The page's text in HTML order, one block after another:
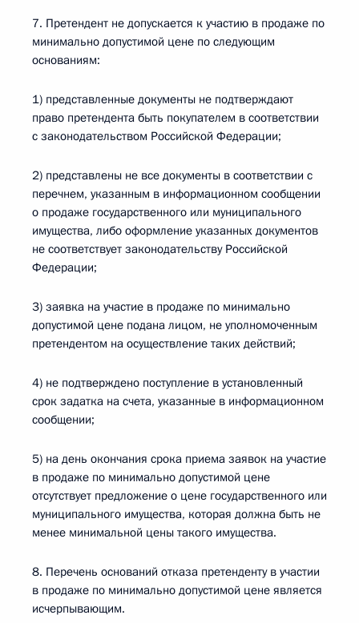
7. Претендент не допускается к участию в продаже по
минимально допустимой цене по следующим
основаниям:
1) представленные документы не подтверждают
право претендента быть покупателем в соответствии
с законодательством Российской Федерации;
2) представлены не все документы в соответствии с
перечнем, указанным в информационном сообщении
о продаже государственного или муниципального
имущества, либо оформление указанных документов
не соответствует законодательству Российской
Федерации;
3) заявка на участие в продаже по минимально
допустимой цене подана лицом, не уполномоченным
претендентом на осуществление таких действий;
4) не подтверждено поступление в установленный
срок задатка на счета, указанные в информационном
сообщении;
5) на день окончания срока приема заявок на участие
в продаже по минимально допустимой цене
отсутствует предложение о цене государственного или
муниципального имущества, которая должна быть не
менее минимальной цены такого имущества.
8. Перечень оснований отказа претенденту в участии
в продаже по минимально допустимой цене является
исчерпывающим.